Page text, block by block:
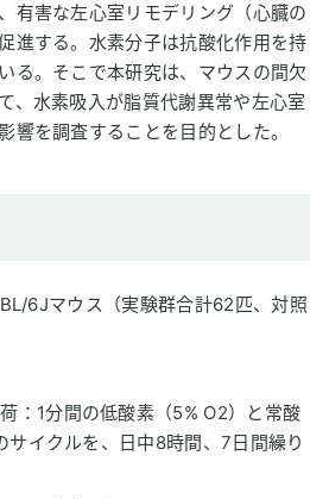
有害な左心室リモデリング（心臓の
進する。水素分子は抗酸化作用を持
る。そこで本研究は、マウスの間欠
、水素吸入が脂質代謝異常や左心室
響を調査することを目的とした。
6Jマウス（実験群合計62匹、対照
：1分間の低酸素（5% O2）と常酸
サイクルを、日中8時間、7日間繰り